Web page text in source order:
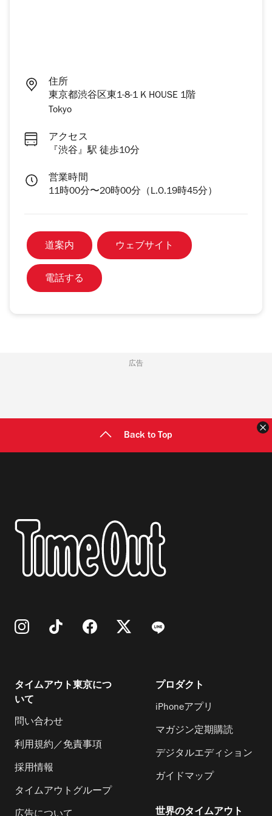
住所
東京都渋谷区東1-8-1 K HOUSE 1階
Tokyo
アクセス
『渋谷』駅 徒歩10分
営業時間
11時00分〜20時00分（L.O.19時45分）
道案内 ウェブサイト
電話する
広告
Back to Top
タイムアウト東京につ
いて
問い合わせ
利用規約／免責事項
採用情報
タイムアウトグループ
プロダクト
iPhoneアプリ
マガジン定期購読
デジタルエディション
ガイドマップ
世界のタイムアウト